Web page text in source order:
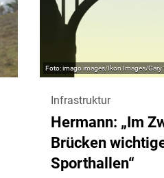
imago images/Ikon Images/Gary
Infrastruktur
Hermann: „Im
Brücken
Sporthallen“